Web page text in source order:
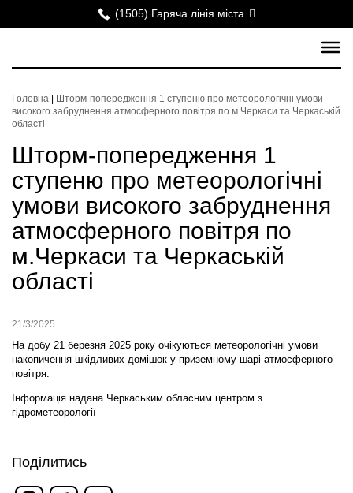
(1505) Гаряча лінія міста
Головна
Шторм-попередження 1 ступеню про метеорологічні умови
високого забруднення атмосферного повітря по м.Черкаси та Черкаській
області
Шторм-попередження 1
ступеню про метеорологічні
умови високого забруднення
атмосферного повітря по
м.Черкаси та Черкаській
області
21/3/2025
На добу 21 березня 2025 року очікуються метеорологічні умови
накопичення шкідливих домішок у приземному шарі атмосферного
повітря.
Інформація надана Черкаським обласним центром з
гідрометеорології
Поділитись